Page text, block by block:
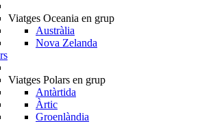
Viatges Oceania en grup
Austràlia
Nova Zelanda
Viatges Polars en grup
Antàrtida
Àrtic
Groenlàndia